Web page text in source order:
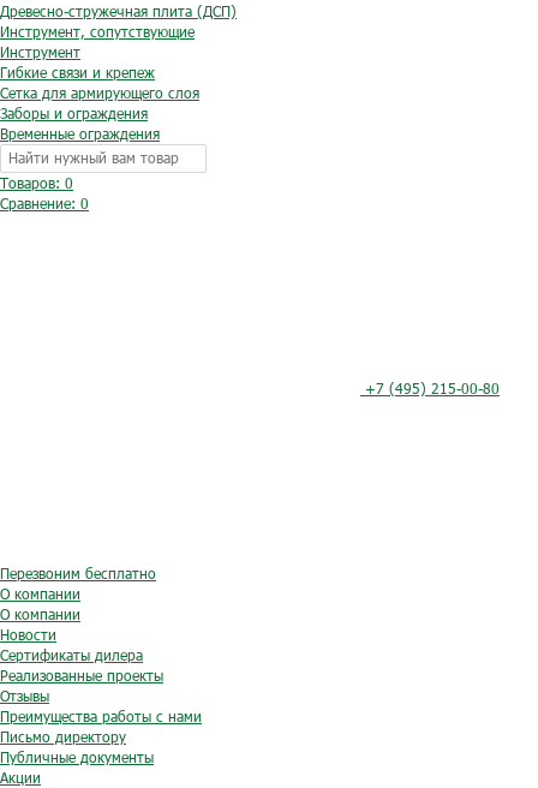
Древесно-стружечная плита (ДСП)
Инструмент, сопутствующие
Инструмент
Гибкие связи и крепеж
Сетка для армирующего слоя
Заборы и ограждения
Временные ограждения
Товаров: 0
Сравнение: 0
+7 (495) 215-00-80
Перезвоним бесплатно
О компании
О компании
Новости
Сертификаты дилера
Реализованные проекты
Отзывы
Преимущества работы с нами
Письмо директору
Публичные документы
Акции